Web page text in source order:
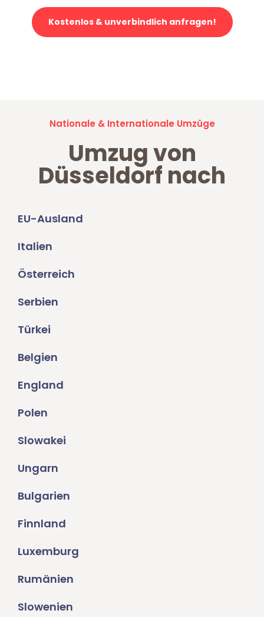
Kostenlos & unverbindlich anfragen!
Nationale & Internationale Umzüge
Umzug von
Düsseldorf nach
EU-Ausland
Italien
Österreich
Serbien
Türkei
Belgien
England
Polen
Slowakei
Ungarn
Bulgarien
Finnland
Luxemburg
Rumänien
Slowenien